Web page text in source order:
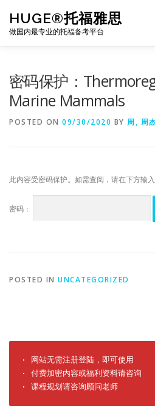
content
HUGE®托福雅思
做国内最专业的托福备考平台
密码保护：
Marine Mammals
POSTED ON 09/30/2020 BY 周, 周
此内容受密码保护。如需查阅，请在下方输入
密码：
POSTED IN UNCATEGORIZED
· 网站无需注册登陆，即可使用
· 付费加密内容或福利资料请咨询
· 课程规划请咨询顾问老师